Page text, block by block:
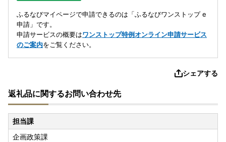
ふるなびマイページで申請できるのは「ふるなびワンストップ e
申請」です。
申請サービスの概要はワンストップ特例オンライン申請サービス
のご案内をご覧ください。
シェアする
返礼品に関するお問い合わせ先
担当課
企画政策課